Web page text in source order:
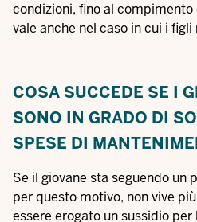
condizioni, fino al compimento
vale anche nel caso in cui i figli
COSA SUCCEDE SE I
SONO IN GRADO DI
SPESE DI
Se il giovane sta seguendo un
per questo motivo, non vive
essere erogato un sussidio